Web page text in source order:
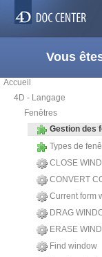
Vous
Accueil
4D - Langage
Fenêtres
Gestion des
Types de
CLOSE
CONVERT
Current form
DRAG
ERASE
Find window